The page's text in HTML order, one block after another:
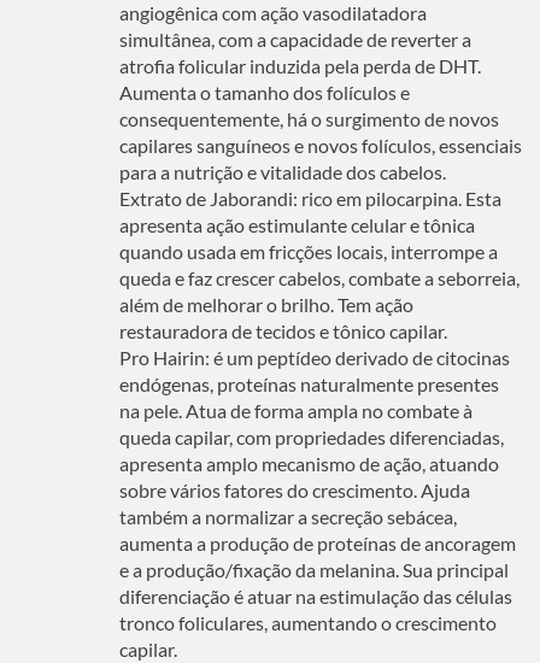
angiogênica com ação vasodilatadora
simultânea, com a capacidade de reverter a
atrofia folicular induzida pela perda de DHT.
Aumenta o tamanho dos folículos e
consequentemente, há o surgimento de novos
capilares sanguíneos e novos folículos, essenciais
para a nutrição e vitalidade dos cabelos.
Extrato de Jaborandi: rico em pilocarpina. Esta
apresenta ação estimulante celular e tônica
quando usada em fricções locais, interrompe a
queda e faz crescer cabelos, combate a seborreia,
além de melhorar o brilho. Tem ação
restauradora de tecidos e tônico capilar.
Pro Hairin: é um peptídeo derivado de citocinas
endógenas, proteínas naturalmente presentes
na pele. Atua de forma ampla no combate à
queda capilar, com propriedades diferenciadas,
apresenta amplo mecanismo de ação, atuando
sobre vários fatores do crescimento. Ajuda
também a normalizar a secreção sebácea,
aumenta a produção de proteínas de ancoragem
e a produção/fixação da melanina. Sua principal
diferenciação é atuar na estimulação das células
tronco foliculares, aumentando o crescimento
capilar.